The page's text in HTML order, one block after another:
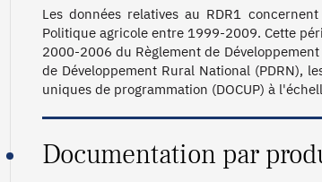
Les données relatives au RDR1
Politique agricole entre 1999-2009. Cette
2000-2006 du Règlement de
de Développement Rural National (PDRN),
uniques de programmation (DOCUP) à
Documentation par